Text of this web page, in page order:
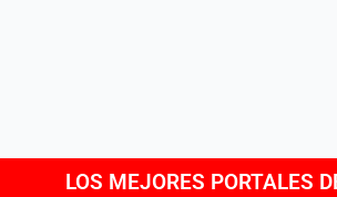
LOS MEJORES PORTALES